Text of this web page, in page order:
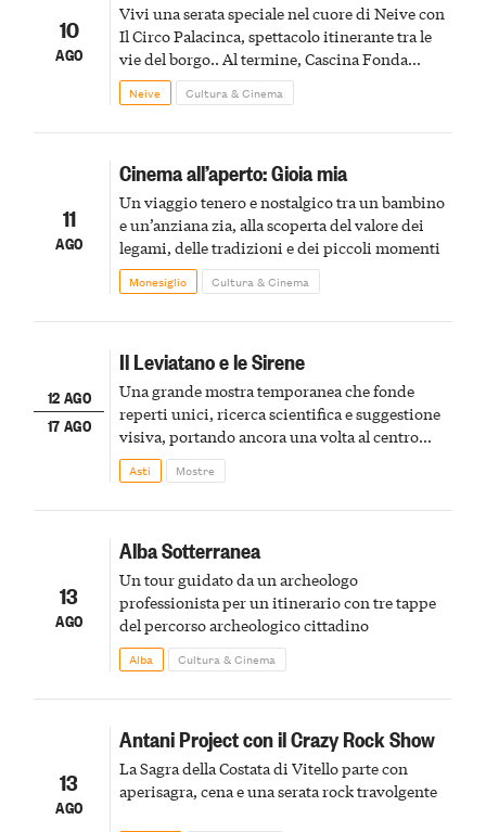
10
AGO
Vivi una serata speciale nel cuore di Neive con
Il Circo Palacinca, spettacolo itinerante tra le
vie del borgo.. Al termine, Cascina Fonda
Winery offrirà una degustazione di due
spumanti.
Neive Cultura & Cinema
11
AGO
Cinema all’aperto: Gioia mia
Un viaggio tenero e nostalgico tra un bambino
e un’anziana zia, alla scoperta del valore dei
legami, delle tradizioni e dei piccoli momenti
Monesiglio Cultura & Cinema
12 AGO
17 AGO
Il Leviatano e le Sirene
Una grande mostra temporanea che fonde
reperti unici, ricerca scientifica e suggestione
visiva, portando ancora una volta al centro
della scena le meraviglie del passato astigiano
Asti Mostre
13
AGO
Alba Sotterranea
Un tour guidato da un archeologo
professionista per un itinerario con tre tappe
del percorso archeologico cittadino
Alba Cultura & Cinema
13
AGO
Antani Project con il Crazy Rock Show
La Sagra della Costata di Vitello parte con
aperisagra, cena e una serata rock travolgente